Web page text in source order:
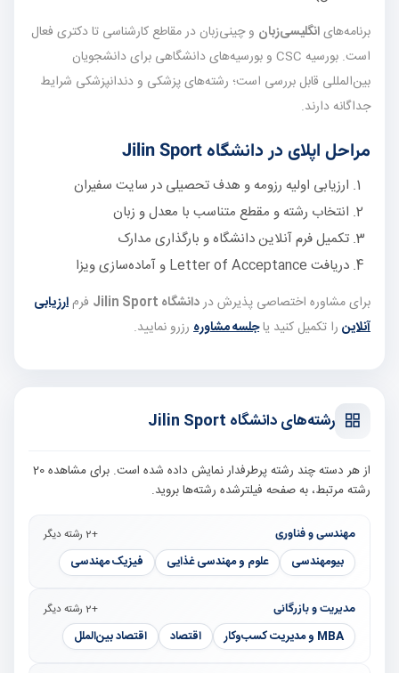
برنامه‌هایانگلیسی‌زبان و چینی‌زبان در مقاطع کارشناسی تا دکتری فعال
است. بورسیه CSC و بورسیه‌های دانشگاهی برای دانشجویان
بین‌المللی قابل بررسی است؛ رشته‌های پزشکی و دندانپزشکی شرایط
جداگانه دارند.
مراحل اپلای در دانشگاه Jilin Sport
ارزیابی اولیه رزومه و هدف تحصیلی در سایت سفیران
انتخاب رشته و مقطع متناسب با معدل و زبان
تکمیل فرم آنلاین دانشگاه و بارگذاری مدارک
دریافت Letter of Acceptance و آماده‌سازی ویزا
برای مشاوره اختصاصی پذیرش دردانشگاه Jilin Sport فرم ارزیابی
آنلاین را تکمیل کنید یاجلسه مشاوره رزرو نمایید.
رشته‌های دانشگاه Jilin Sport
از هر دسته چند رشته پرطرفدار نمایش داده شده است. برای مشاهده 20
رشته مرتبط، به صفحه فیلترشده رشته‌ها بروید.
مهندسی و فناوری +2 رشته دیگر
بیومهندسی علوم و مهندسی غذایی فیزیک مهندسی
مدیریت و بازرگانی +2 رشته دیگر
MBA و مدیریت کسب‌وکار اقتصاد اقتصاد بین‌الملل